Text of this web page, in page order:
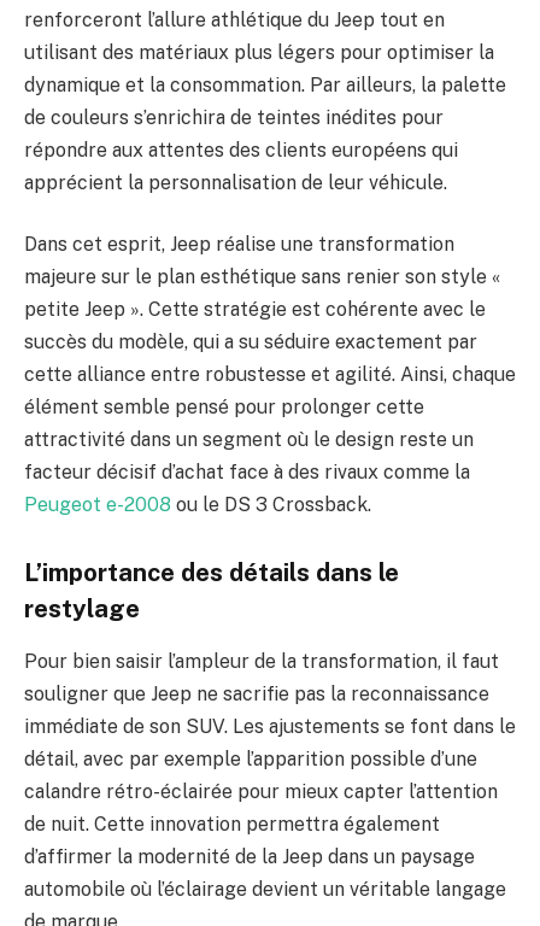
renforceront l’allure athlétique du Jeep tout en
utilisant des matériaux plus légers pour optimiser la
dynamique et la consommation. Par ailleurs, la palette
de couleurs s’enrichira de teintes inédites pour
répondre aux attentes des clients européens qui
apprécient la personnalisation de leur véhicule.
Dans cet esprit, Jeep réalise une transformation
majeure sur le plan esthétique sans renier son style «
petite Jeep ». Cette stratégie est cohérente avec le
succès du modèle, qui a su séduire exactement par
cette alliance entre robustesse et agilité. Ainsi, chaque
élément semble pensé pour prolonger cette
attractivité dans un segment où le design reste un
facteur décisif d’achat face à des rivaux comme la
Peugeot e-2008 ou le DS 3 Crossback.
L’importance des détails dans le
restylage
Pour bien saisir l’ampleur de la transformation, il faut
souligner que Jeep ne sacrifie pas la reconnaissance
immédiate de son SUV. Les ajustements se font dans le
détail, avec par exemple l’apparition possible d’une
calandre rétro-éclairée pour mieux capter l’attention
de nuit. Cette innovation permettra également
d’affirmer la modernité de la Jeep dans un paysage
automobile où l’éclairage devient un véritable langage